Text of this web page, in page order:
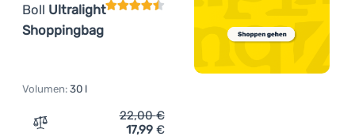
Boll Ultralight
Shoppingbag
Volumen: 30 l
Zum Vergleich 'Tasche Boll Ultralight Shoppingbag'
22,00€
17,99 €